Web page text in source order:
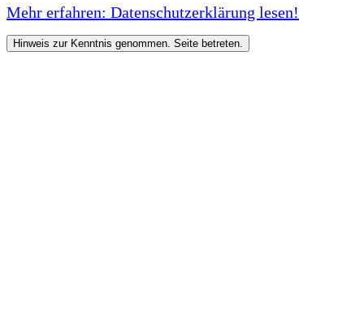
Mehr erfahren: Datenschutzerklärung lesen!
Hinweis zur Kenntnis genommen. Seite betreten.